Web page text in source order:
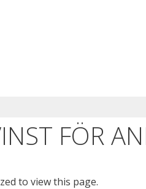
FÖR
to view this page.